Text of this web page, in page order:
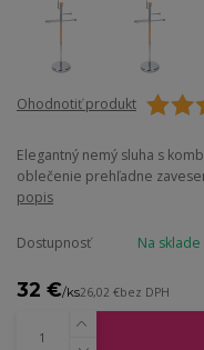
Ohodnotiť produkt
Elegantný nemý sluha s
oblečenie prehľadne
popis
Dostupnosť Na sklade
32 €/ks26,02 €bez DPH